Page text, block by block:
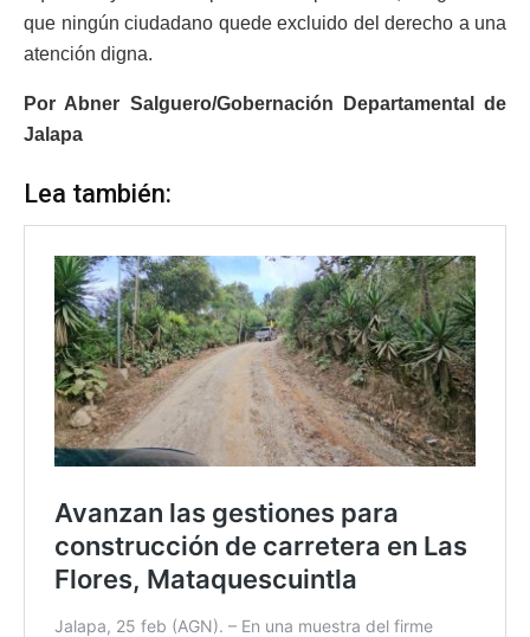
que ningún ciudadano quede excluido del derecho a una
atención digna.
Por Abner Salguero/Gobernación Departamental de
Jalapa
Lea también: